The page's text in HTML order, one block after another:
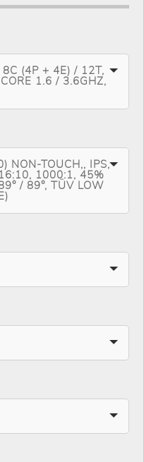
(4P + 4E) / 12T,
1.6 / 3.6GHZ,
NON-TOUCH,, IPS,
1000:1, 45%
/ 89°, TÜV LOW